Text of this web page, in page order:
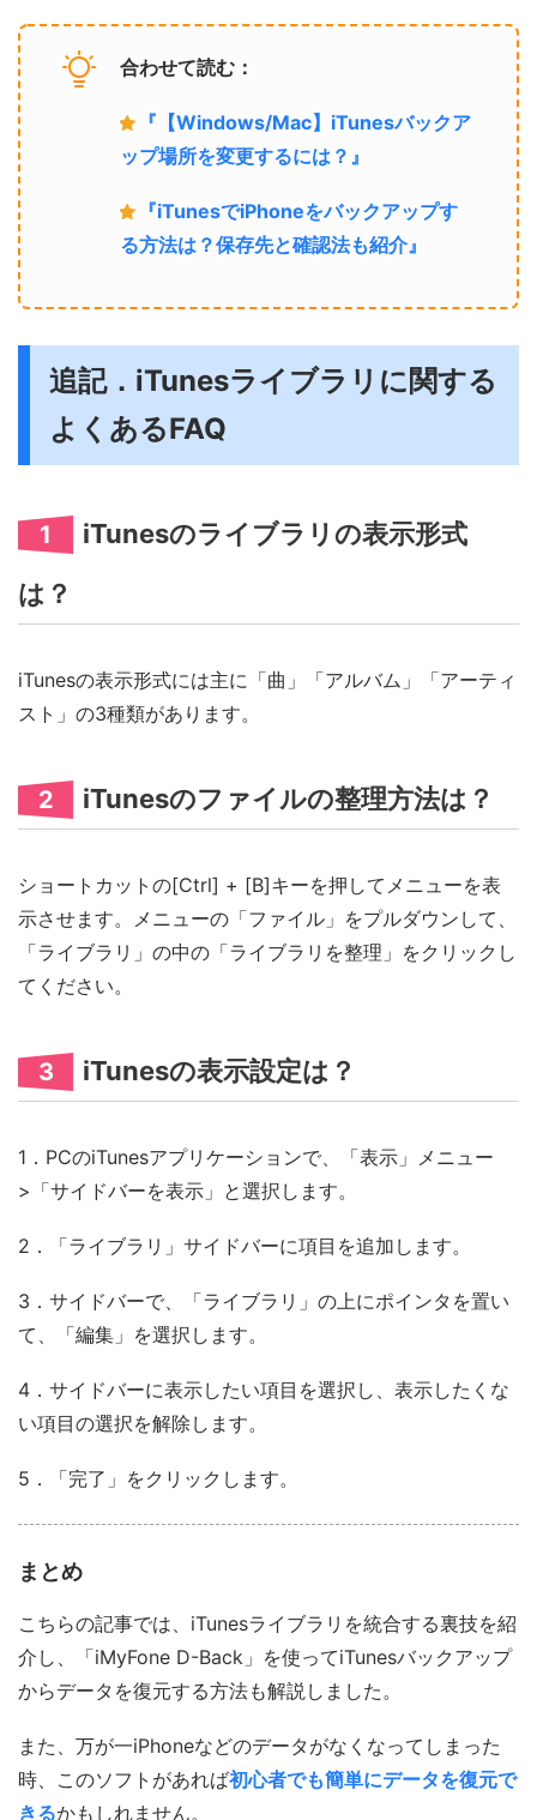
合わせて読む：
『【Windows/Mac】iTunesバックア
ップ場所を変更するには？』
『iTunesでiPhoneをバックアップす
る方法は？保存先と確認法も紹介』
追記．iTunesライブラリに関する
よくあるFAQ
1
iTunesのライブラリの表示形式
は？
iTunesの表示形式には主に「曲」「アルバム」「アーティ
スト」の3種類があります。
2 iTunesのファイルの整理方法は？
ショートカットの[Ctrl] + [B]キーを押してメニューを表
示させます。メニューの「ファイル」をプルダウンして、
「ライブラリ」の中の「ライブラリを整理」をクリックし
てください。
3 iTunesの表示設定は？
1．PCのiTunesアプリケーションで、「表示」メニュー
>「サイドバーを表示」と選択します。
2．「ライブラリ」サイドバーに項目を追加します。
3．サイドバーで、「ライブラリ」の上にポインタを置い
て、「編集」を選択します。
4．サイドバーに表示したい項目を選択し、表示したくな
い項目の選択を解除します。
5．「完了」をクリックします。
まとめ
こちらの記事では、iTunesライブラリを統合する裏技を紹
介し、「iMyFone D-Back」を使ってiTunesバックアップ
からデータを復元する方法も解説しました。
また、万が一iPhoneなどのデータがなくなってしまった
時、このソフトがあれば初心者でも簡単にデータを復元で
きるかもしれません。